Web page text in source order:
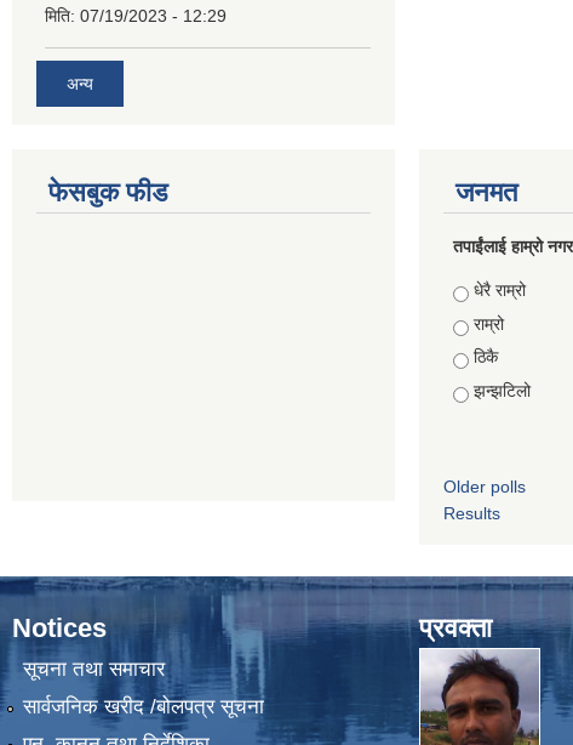
मिति: 07/19/2023 - 12:29
अन्य
फेसबुक फीड जनमत
तपाईंलाई हाम्रो
Choices
धेरै राम्रो
राम्रो
ठिकै
झन्झटिलो
Older polls
Results
Notices
सूचना तथा समाचार
सार्वजनिक खरीद /बोलपत्र सूचना
प्रवक्ता